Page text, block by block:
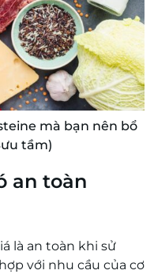
mà bạn nên bổ
tầm)
an toàn
là an toàn khi sử
với nhu cầu của cơ